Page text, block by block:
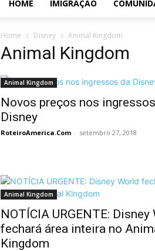
HOME IMIGRAÇÃO
Home Disney Animal Kingdom
Animal Kingdom
Animal Kingdom
Novos preços nos
Disney
RoteiroAmerica.Com - setembro 27, 2018
Animal Kingdom
NOTÍCIA URGENTE: Disney
fechará área inteira no
Kingdom